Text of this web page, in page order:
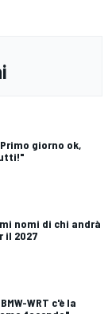
giorno ok,
nomi di chi andrà
il 2027
WRT c'è la